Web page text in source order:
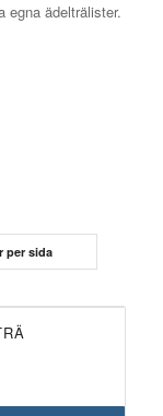
egna ädelträlister.
per sida